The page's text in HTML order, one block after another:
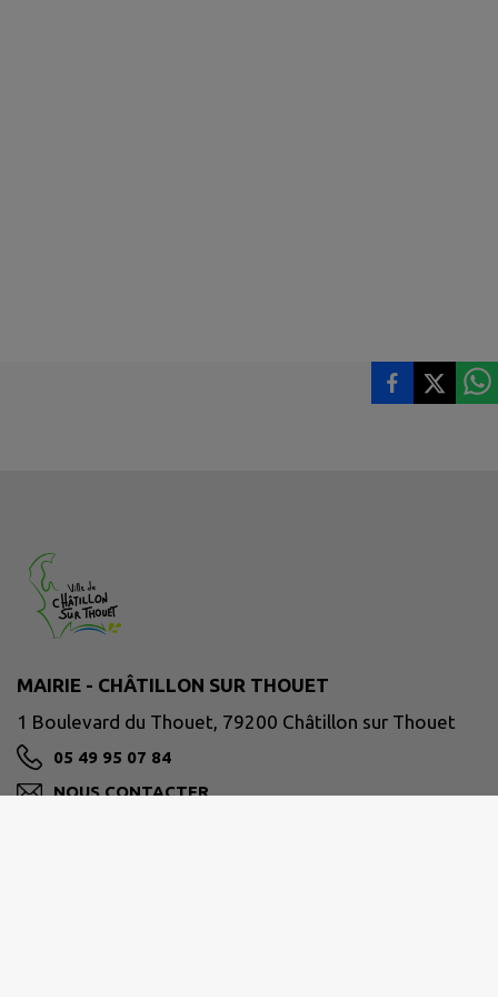
MAIRIE - CHÂTILLON SUR THOUET
1 Boulevard du Thouet, 79200 Châtillon sur Thouet
05 49 95 07 84
NOUS CONTACTER